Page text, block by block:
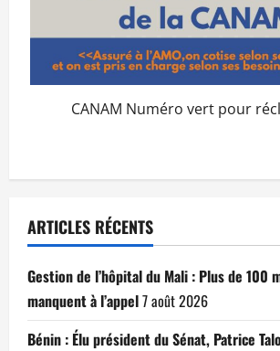
CANAM Numéro vert pour
ARTICLES RÉCENTS
Gestion de l’hôpital du Mali : Plus de 100
manquent à l’appel7 août 2026
Bénin : Élu président du Sénat, Patrice